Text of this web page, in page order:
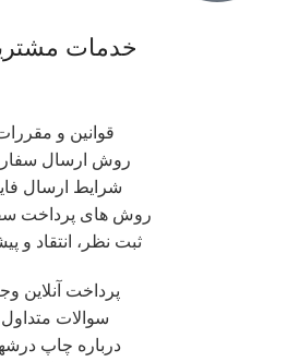
خدمات
قوانین و
روش ارسال
شرایط ارسال
روش های پرداخت
ثبت نظر، انتقاد و
پرداخت آنلاین
سوالات متداول
درباره چاپ